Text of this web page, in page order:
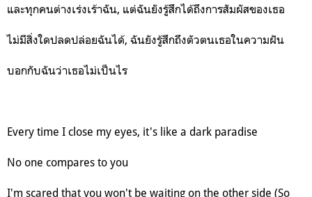
และทุกคนต่างเร่งเร้าฉัน, แต่ฉันยังรู้สึกได้ถึงการสัมผัสของเธอ
ไม่มีสิ่งใดปลดปล่อยฉันได้, ฉันยังรู้สึกถึงตัวตนเธอในความฝัน
บอกกับฉันว่าเธอไม่เป็นไร
Every time I close my eyes, it's like a dark paradise
No one compares to you
I'm scared that you won't be waiting on the other side (So